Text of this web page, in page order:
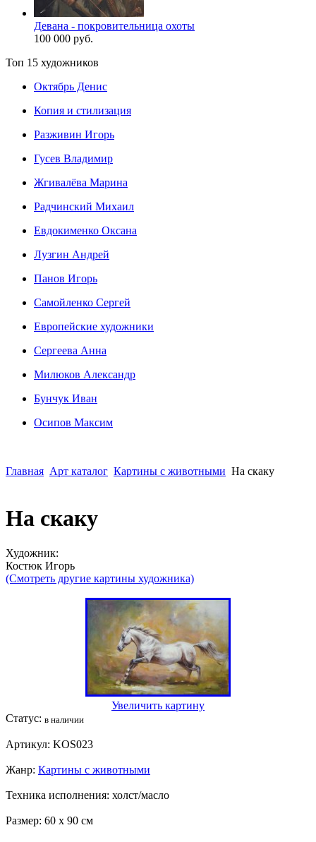
Девана - покровительница охоты
100 000 руб.
Топ 15 художников
Октябрь Денис
Копия и стилизация
Разживин Игорь
Гусев Владимир
Жгивалёва Марина
Радчинский Михаил
Евдокименко Оксана
Лузгин Андрей
Панов Игорь
Сaмoйленко Сергей
Европейские художники
Сергеева Анна
Милюков Александр
Бунчук Иван
Осипoв Максим
Главная Арт каталог Картины с животными На скаку
На скаку
Художник:
Костюк Игорь
(Смотреть другие картины художника)
Увеличить картину
Статус: в наличии
Артикул: KOS023
Жанр: Картины с животными
Техника исполнения: холст/масло
Размер: 60 x 90 см